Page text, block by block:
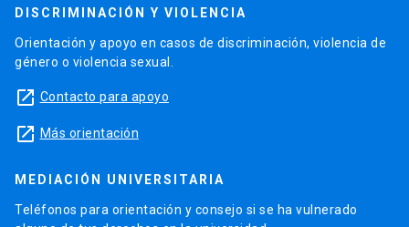
DISCRIMINACIÓN Y VIOLENCIA
Orientación y apoyo en casos de discriminación, violencia de
género o violencia sexual.
launch Contacto para apoyo
launch Más orientación
MEDIACIÓN UNIVERSITARIA
Teléfonos para orientación y consejo si se ha vulnerado